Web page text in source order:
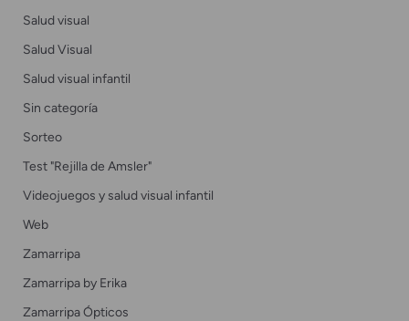
Salud visual
Salud Visual
Salud visual infantil
Sin categoría
Sorteo
Test "Rejilla de Amsler"
Videojuegos y salud visual infantil
Web
Zamarripa
Zamarripa by Erika
Zamarripa Ópticos